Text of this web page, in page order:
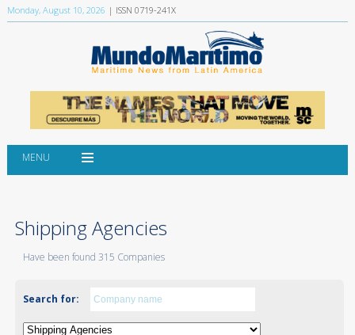
Monday, August 10, 2026 | ISSN 0719-241X
MENU
Shipping Agencies
Have been found 315 Companies
Search for: